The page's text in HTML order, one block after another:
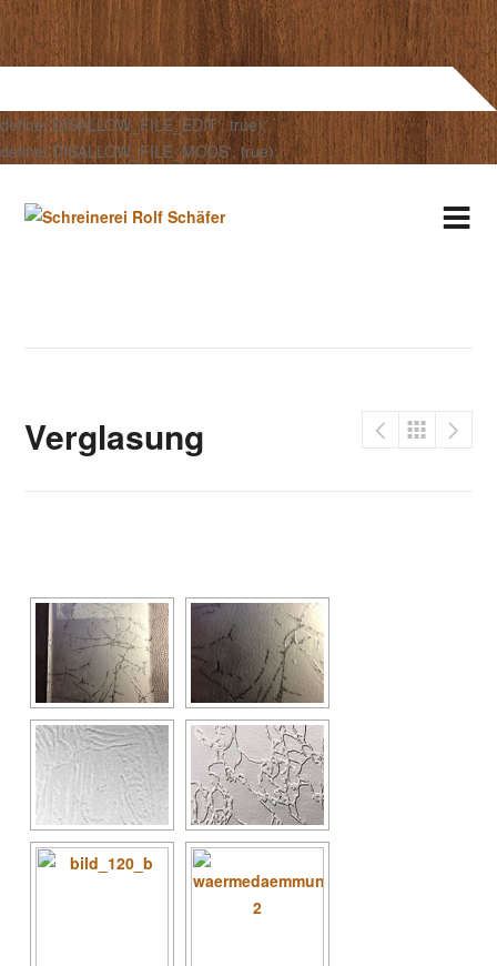
define('DISALLOW_FILE_EDIT', true);
define('DISALLOW_FILE_MODS', true);
Verglasung